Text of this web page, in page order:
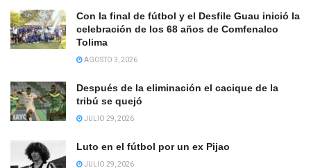
Con la final de fútbol y el Desfile Guau inició la
celebración de los 68 años de Comfenalco
Tolima
AGOSTO 3, 2026
Después de la eliminación el cacique de la
tribú se quejó
JULIO 29, 2026
Luto en el fútbol por un ex Pijao
JULIO 29, 2026